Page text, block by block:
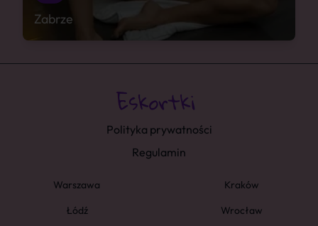
Zabrze
Polityka prywatności
Regulamin
Warszawa
Kraków
Łódź
Wrocław